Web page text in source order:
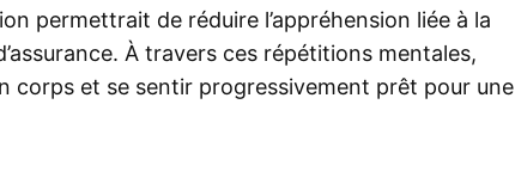
permettrait de réduire l’appréhension liée à la
À travers ces répétitions mentales,
corps et se sentir progressivement prêt pour une